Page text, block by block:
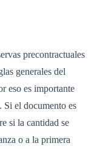
precontractuales
generales del
eso es importante
Si el documento es
si la cantidad se
o a la primera